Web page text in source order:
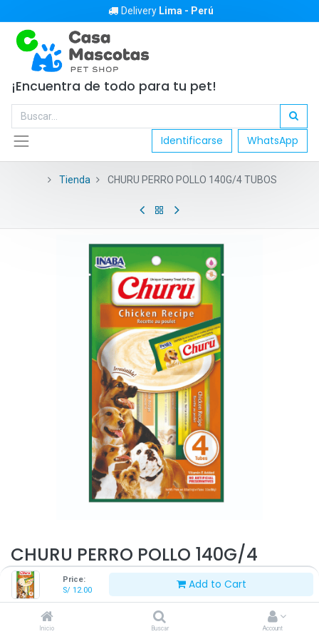
Price:
S/ 12.00 Add to Cart
Inicio Buscar Account
Delivery Lima - Perú
¡Encuentra de todo para tu pet!
Identificarse WhatsApp
Tienda CHURU PERRO POLLO 140G/4 TUBOS
CHURU PERRO POLLO 140G/4
TUBOS
12.00